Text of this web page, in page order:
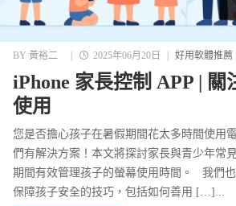
BY 黃裕二 2025年06月20日 好用軟體推薦
iPhone 家長控制 APP | 關
使用
您是否擔心孩子在暑假期間花太多時間使用
們有解決方案！本文將探討家長與青少年常
期間有效管理孩子的螢幕使用時間。 我們
保障孩子安全的技巧，包括如何善用 […]...